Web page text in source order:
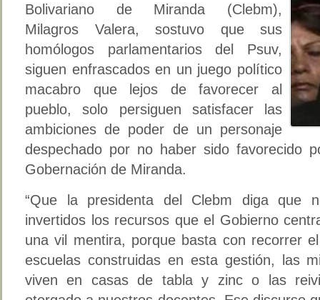
Bolivariano de Miranda (Clebm),
Milagros Valera, sostuvo que sus
homólogos parlamentarios del Psuv,
siguen enfrascados en un juego político
macabro que lejos de favorecer al
pueblo, solo persiguen satisfacer las
ambiciones de poder de un personaje
despechado por no haber sido favorecido
Gobernación de Miranda.
“Que la presidenta del Clebm diga que
invertidos los recursos que el Gobierno
una vil mentira, porque basta con recorrer
escuelas construidas en esta gestión, las
viven en casas de tabla y zinc o las